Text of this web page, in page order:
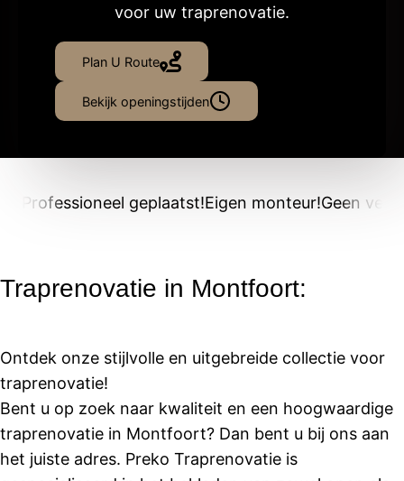
voor uw traprenovatie.
Plan U Route
Bekijk openingstijden
Professioneel geplaatst!Eigen monteur!Geen
Traprenovatie in Montfoort:
Ontdek onze stijlvolle en uitgebreide collectie voor
traprenovatie!
Bent u op zoek naar kwaliteit en een hoogwaardige
traprenovatie in Montfoort? Dan bent u bij ons aan
het juiste adres. Preko Traprenovatie is